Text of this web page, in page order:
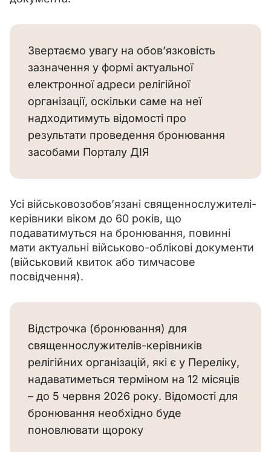
Звертаємо увагу на обов’язковість
зазначення у формі актуальної
електронної адреси релігійної
організації, оскільки саме на неї
надходитимуть відомості про
результати проведення бронювання
засобами Порталу ДІЯ
Усі військовозобов’язані священнослужителі-
керівники віком до 60 років, що
подаватимуться на бронювання, повинні
мати актуальні військово-облікові документи
(військовий квиток або тимчасове
посвідчення).
Відстрочка (бронювання) для
священнослужителів-керівників
релігійних організацій, які є у Переліку,
надаватиметься терміном на 12 місяців
– до 5 червня 2026 року. Відомості для
бронювання необхідно буде
поновлювати щороку